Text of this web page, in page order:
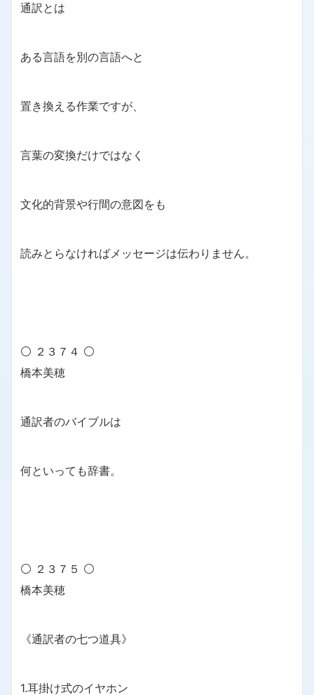
通訳とは
ある言語を別の言語へと
置き換える作業ですが、
言葉の変換だけではなく
文化的背景や行間の意図をも
読みとらなければメッセージは伝わりません。
⚪ ２３７４ ⚪
橋本美穂
通訳者のバイブルは
何といっても辞書。
⚪ ２３７５ ⚪
橋本美穂
《通訳者の七つ道具》
1.耳掛け式のイヤホン